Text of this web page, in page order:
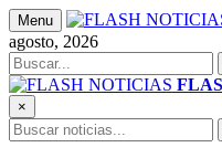
Saltar
al
contenido
Menu
agosto, 2026
Buscar
×
Buscar